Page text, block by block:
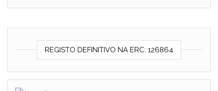
REGISTO DEFINITIVO NA ERC: 126864